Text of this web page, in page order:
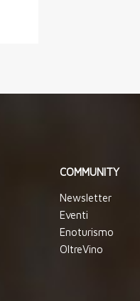
COMMUNITY
Newsletter
Eventi
Enoturismo
OltreVino